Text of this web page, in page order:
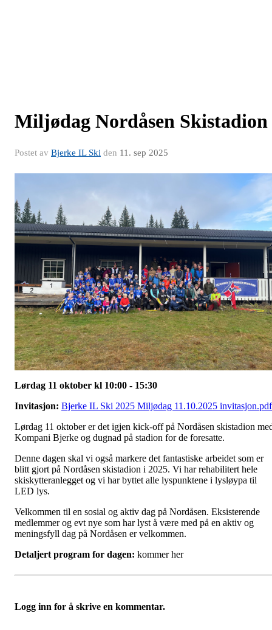
Miljødag Nordåsen Skistadion
Postet av Bjerke IL Ski den 11. sep 2025
Lørdag 11 oktober kl 10:00 - 15:30
Invitasjon: Bjerke IL Ski 2025 Miljødag 11.10.2025 invitasjon.pdf
Lørdag 11 oktober er det igjen kick-off på Nordåsen skistadion
Kompani Bjerke og dugnad på stadion for de foresatte.
Denne dagen skal vi også markere det fantastiske arbeidet som er
blitt gjort på Nordåsen skistadion i 2025. Vi har rehabilitert hele
skiskytteranlegget og vi har byttet alle lyspunktene i lysløypa til
LED lys.
Velkommen til en sosial og aktiv dag på Nordåsen. Eksisterende
medlemmer og evt nye som har lyst å være med på en aktiv og
meningsfyll dag på Nordåsen er velkommen.
Detaljert program for dagen: kommer her
Logg inn for å skrive en kommentar.